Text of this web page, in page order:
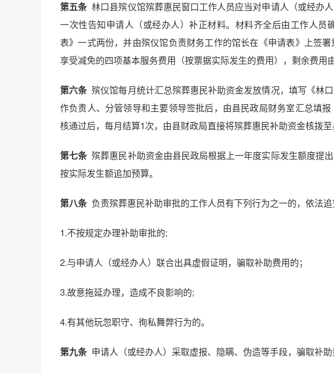
第五条林口县殡仪馆殡葬惠民窗口工作人员应当对申请人（或经办
一次性告知申请人（或经办人）补正材料。材料齐全后由工作人
表》一式两份，并由殡仪馆负责财务工作的馆长在《申请表》上签
享受减免的四项基本服务费用（按票据实际发生的费用），剩余费用
第六条殡仪馆每月统计汇总殡葬惠民补助资金发放情况，填写《林
作负责人、分管领导和主要领导签批后，由县民政局财务室汇总填
核通过后，每月结算1次，由县财政局直接将殡葬惠民补助资金核拨
第七条殡葬惠民补助资金由县民政局根据上一年度实际发生额度提
按实际发生额追加预算。
第八条负责殡葬惠民补助审批的工作人员有下列行为之一的，依法追
1.不按规定办理补助审批的;
2.与申请人（或经办人）联合出具虚假证明，骗取补助费用的；
3.故意拖延办理，造成不良影响的;
4.有其他玩忽职守、徇私舞弊行为的。
第九条申请人（或经办人）采取虚报、隐瞒、伪造等手段，骗取补助